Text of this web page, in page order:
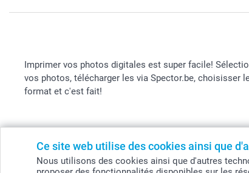
Ce site web utilise des cookies ainsi que
Nous utilisons des cookies ainsi que d'autres
Imprimer vos photos digitales est super facile!
vos photos, télécharger les via Spector.be, choisisser
format et c'est fait!
© smartphoto group. Tous droits réservés
smartphoto group SA.